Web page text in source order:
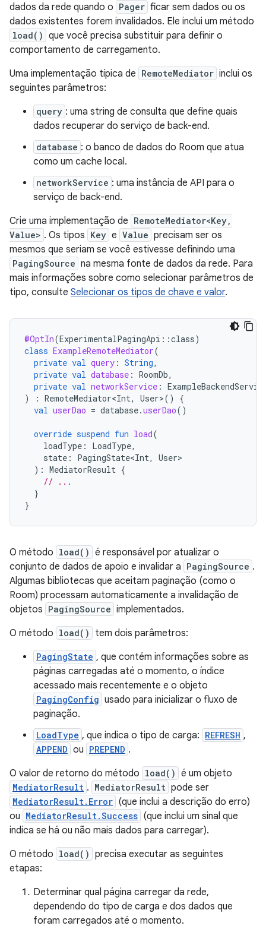
dados da rede quando o Pager ficar sem dados ou os
dados existentes forem invalidados. Ele inclui um método
load() que você precisa substituir para definir o
comportamento de carregamento.
Uma implementação típica de RemoteMediator inclui os
seguintes parâmetros:
query : uma string de consulta que define quais
dados recuperar do serviço de back-end.
database : o banco de dados do Room que atua
como um cache local.
networkService : uma instância de API para o
serviço de back-end.
Crie uma implementação de RemoteMediator<Key,
Value> . Os tipos Key e Value precisam ser os
mesmos que seriam se você estivesse definindo uma
PagingSource na mesma fonte de dados da rede. Para
mais informações sobre como selecionar parâmetros de
tipo, consulte Selecionar os tipos de chave e valor.
@OptIn(ExperimentalPagingApi ::class)
class ExampleRemoteMediator(
private val query : String,
private val database : RoomDb,
private val networkService :
)
: RemoteMediator<Int, User>()
{
val userDao = database.userDao()
override suspend fun load(
loadType : LoadType,
state : PagingState<Int, User
): MediatorResult {
// ...
}
}
O método load() é responsável por atualizar o
conjunto de dados de apoio e invalidar a PagingSource .
Algumas bibliotecas que aceitam paginação (como o
Room) processam automaticamente a invalidação de
objetos PagingSource implementados.
O método load() tem dois parâmetros:
PagingState , que contém informações sobre as
páginas carregadas até o momento, o índice
acessado mais recentemente e o objeto
PagingConfig usado para inicializar o fluxo de
paginação.
LoadType , que indica o tipo de carga: REFRESH ,
APPEND ou PREPEND .
O valor de retorno do método load() é um objeto
MediatorResult . MediatorResult pode ser
MediatorResult.Error (que inclui a descrição do erro)
ou MediatorResult.Success (que inclui um sinal que
indica se há ou não mais dados para carregar).
O método load() precisa executar as seguintes
etapas:
Determinar qual página carregar da rede,
dependendo do tipo de carga e dos dados que
foram carregados até o momento.